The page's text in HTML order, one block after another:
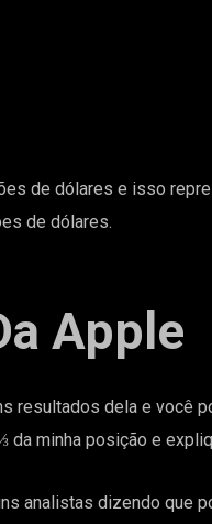
de dólares e isso
de dólares.
Apple
resultados dela e você
da minha posição e
analistas dizendo que